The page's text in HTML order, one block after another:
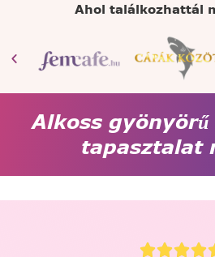
Ahol találkozhattál
Alkoss
tapasztalat